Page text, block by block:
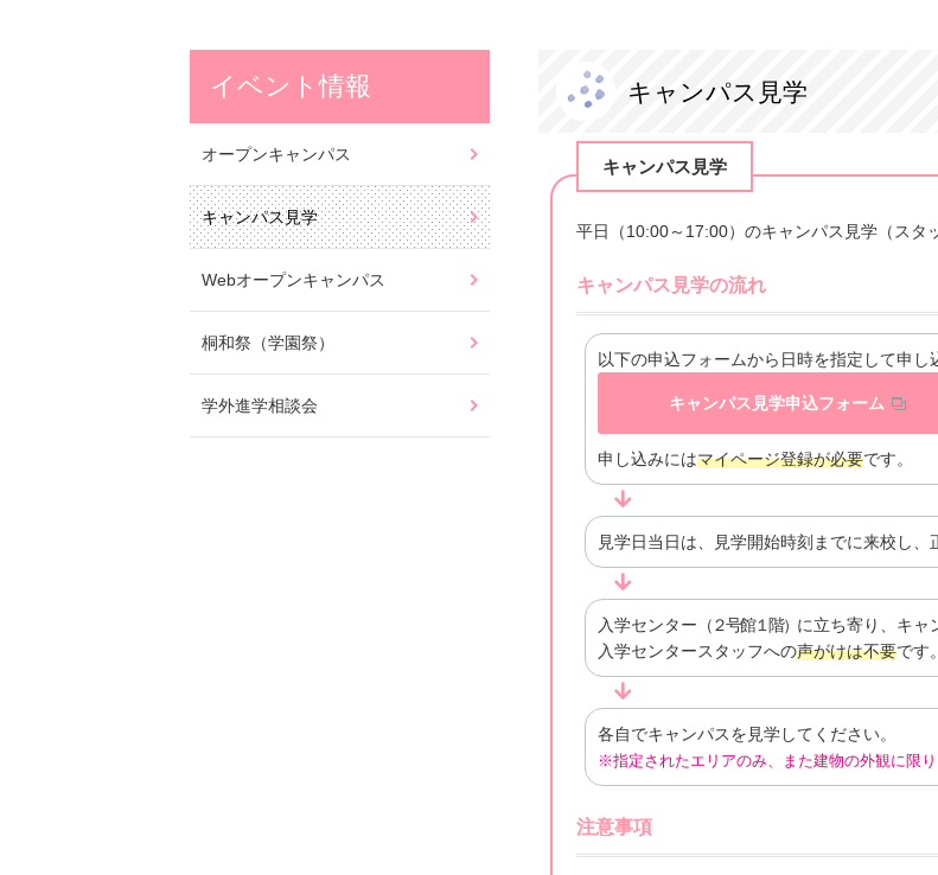
キャンパス見学
キャンパス見学
平日（10:00～17:00）のキャンパス見学（スタ
キャンパス見学の流れ
以下の申込フォームから日時を指定して申し
キャンパス見学申込フォーム
申し込みにはマイページ登録が必要です。
見学日当日は、見学開始時刻までに来校し、
入学センター （２号館１階） に立ち寄り、キャ
入学センタースタッフへの声がけは不要です。
各自でキャンパスを見学してください。
※指定されたエリアのみ、また建物の外観に限り
注意事項
イベント情報
オープンキャンパス
キャンパス見学
Webオープンキャンパス
桐和祭（学園祭）
学外進学相談会